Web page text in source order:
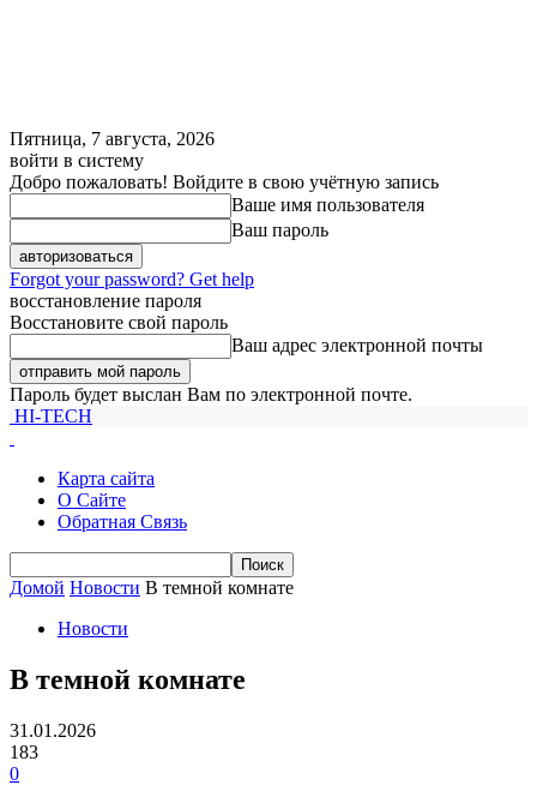
Пятница, 7 августа, 2026
войти в систему
Добро пожаловать! Войдите в свою учётную запись
Ваше имя пользователя
Ваш пароль
Forgot your password? Get help
восстановление пароля
Восстановите свой пароль
Ваш адрес электронной почты
Пароль будет выслан Вам по электронной почте.
HI-TECH
Карта сайта
О Сайте
Обратная Связь
Домой Новости В темной комнате
Новости
В темной комнате
31.01.2026
183
0